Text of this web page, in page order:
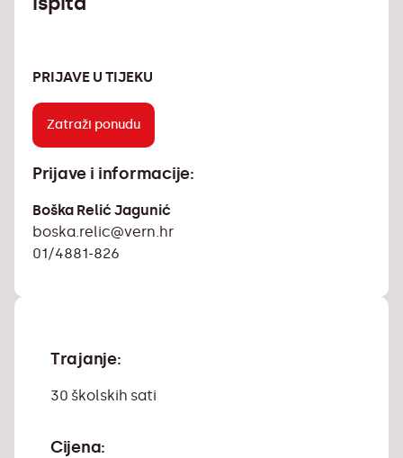
PRIJAVE U TIJEKU
Zatraži ponudu
Prijave i informacije:
Boška Relić Jagunić
boska.relic@vern.hr
01/4881-826
Trajanje:
30 školskih sati
Cijena: